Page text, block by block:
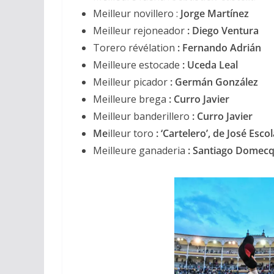
Meilleur novillero : Jorge Martínez
Meilleur rejoneador : Diego Ventura
Torero révélation : Fernando Adrián
Meilleure estocade : Uceda Leal
Meilleur picador : Germán González
Meilleure brega : Curro Javier
Meilleur banderillero : Curro Javier
Meilleur toro : ‘Cartelero’, de José
Meilleure ganaderia : Santiago Domecq
ACTUALITÉS TAURINES
CHRONIQUES TAURINES 2026
Arles : au seuil
espérances.
02/04/2026